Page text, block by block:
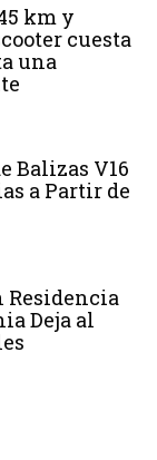
km y
cuesta
una
Balizas V16
a Partir de
Residencia
Deja al